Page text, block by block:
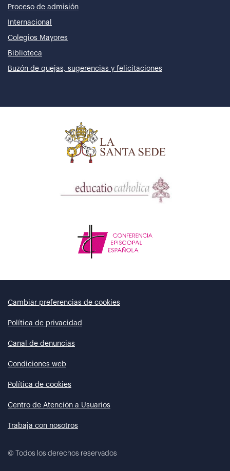
Proceso de admisión
Internacional
Colegios Mayores
Biblioteca
Buzón de quejas, sugerencias y felicitaciones
Cambiar preferencias de cookies
Política de privacidad
Canal de denuncias
Condiciones web
Política de cookies
Centro de Atención a Usuarios
Trabaja con nosotros
© Todos los derechos reservados